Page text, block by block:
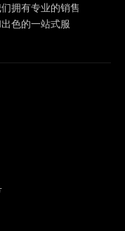
拥有专业的销售
色的一站式服